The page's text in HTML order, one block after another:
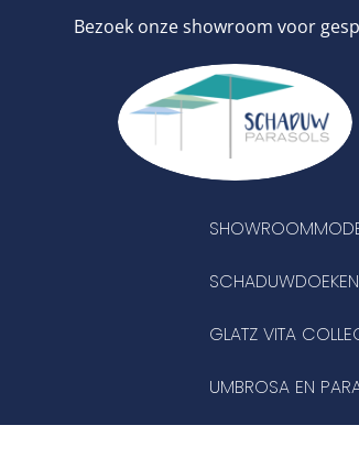
Bezoek onze showroom voor
SCHADUWDOEKEN
GLATZ VITA
UMBROSA EN